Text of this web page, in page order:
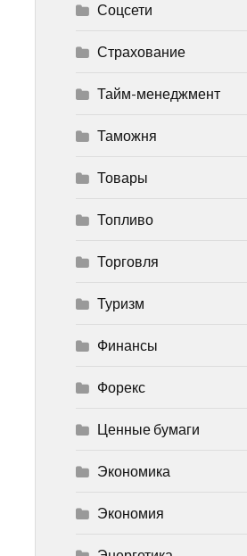
Соцсети
Страхование
Тайм-менеджмент
Таможня
Товары
Топливо
Торговля
Туризм
Финансы
Форекс
Ценные бумаги
Экономика
Экономия